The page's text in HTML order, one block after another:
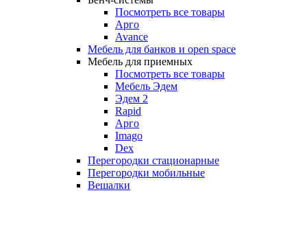
Посмотреть все товары
Арго
Avance
Мебель для банков и open space
Мебель для приемных
Посмотреть все товары
Мебель Эдем
Эдем 2
Rapid
Арго
Imago
Dex
Перегородки стационарные
Перегородки мобильные
Вешалки